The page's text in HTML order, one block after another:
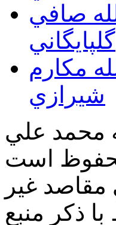
صافي
گلپايگاني
مكارم
شيرازي
محمد علي
است
غير